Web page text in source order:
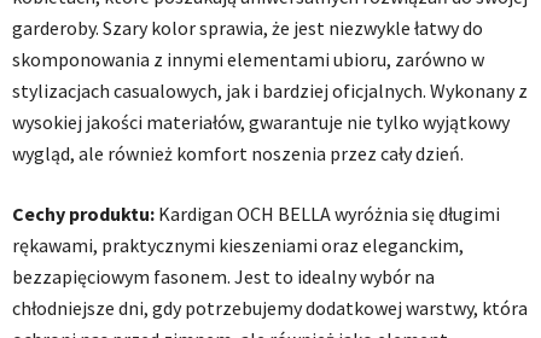
garderoby. Szary kolor sprawia, że jest niezwykle łatwy do
skomponowania z innymi elementami ubioru, zarówno w
stylizacjach casualowych, jak i bardziej oficjalnych. Wykonany z
wysokiej jakości materiałów, gwarantuje nie tylko wyjątkowy
wygląd, ale również komfort noszenia przez cały dzień.
Cechy produktu: Kardigan OCH BELLA wyróżnia się długimi
rękawami, praktycznymi kieszeniami oraz eleganckim,
bezzapięciowym fasonem. Jest to idealny wybór na
chłodniejsze dni, gdy potrzebujemy dodatkowej warstwy, która